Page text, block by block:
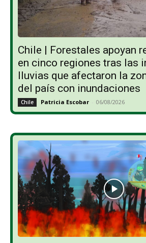
Chile | Forestales apoyan
en cinco regiones tras las
lluvias que afectaron la
del país con inundaciones
Chile Patricia Escobar - 06/08/2026